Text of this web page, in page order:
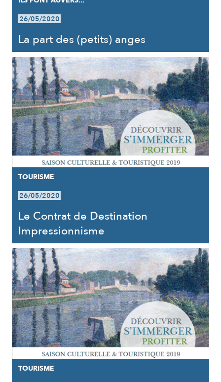
26/05/2020
La part des (petits) anges
TOURISME
26/05/2020
Le Contrat de Destination
Impressionnisme
TOURISME